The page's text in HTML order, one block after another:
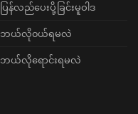
ပြန်လည်ပေးပို့ခြင်းမူဝါဒ
ဘယ်လို၀ယ်ရမလဲ
ဘယ်လိုရောင်းရမလဲ